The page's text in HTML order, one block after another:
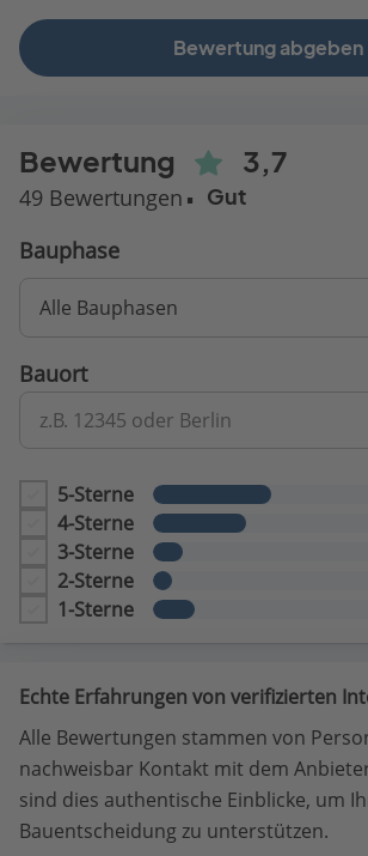
Bewertung abgeben
Bewertung 3,7
49 Bewertungen Gut
Bauphase
Alle Bauphasen
Bauort
z.B. 12345 oder Berlin
5-Sterne
4-Sterne
3-Sterne
2-Sterne
1-Sterne
Echte Erfahrungen von verifizierten
Alle Bewertungen stammen von
nachweisbar Kontakt mit dem
sind dies authentische Einblicke, um
Bauentscheidung zu unterstützen.